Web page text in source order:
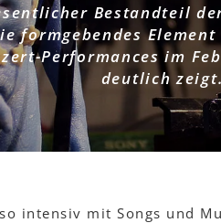
Bestandteil
formgebendes
Performances im
deutlich zeigt.
intensiv mit Songs und